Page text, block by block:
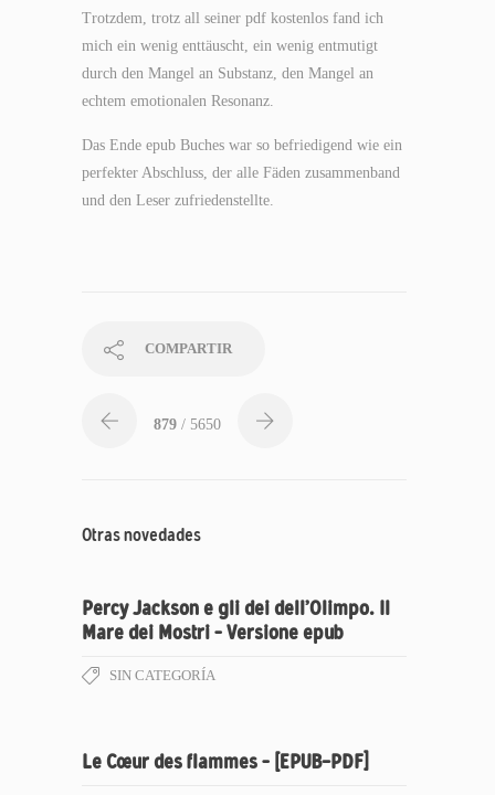
Trotzdem, trotz all seiner pdf kostenlos fand ich
mich ein wenig enttäuscht, ein wenig entmutigt
durch den Mangel an Substanz, den Mangel an
echtem emotionalen Resonanz.
Das Ende epub Buches war so befriedigend wie ein
perfekter Abschluss, der alle Fäden zusammenband
und den Leser zufriedenstellte.
COMPARTIR
879 / 5650
Otras novedades
Percy Jackson e gli dei dell’Olimpo. Il
Mare dei Mostri – Versione epub
SIN CATEGORÍA
Le Cœur des flammes – [EPUB-PDF]